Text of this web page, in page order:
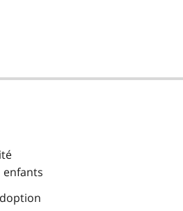
enfants